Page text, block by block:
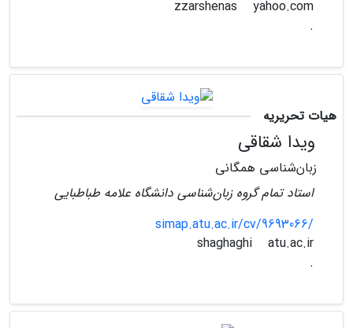
yahoo.com
.
هیات تحریریه
ویدا شقاقی
زبان‌شناسی همگانی
استاد تمام گروه زبان‌شناسی دانشگاه علامه طباطبایی
simap.atu.ac.ir/cv/9693066/
atu.ac.ir
.